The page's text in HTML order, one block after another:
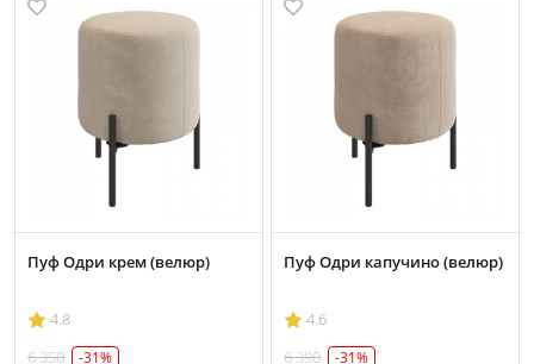
Пуф Одри крем (велюр)
4.8
6 350
-31%
Пуф Одри капучино (велюр)
4.6
6 390
-31%